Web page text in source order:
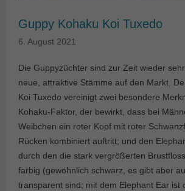
Guppy Kohaku Koi Tuxedo
6. August 2021
Die Guppyzüchter sind zur Zeit wieder
neue, attraktive Stämme auf den Markt.
Koi Tuxedo vereinigt zwei besondere
Kohaku-Faktor, der bewirkt, dass bei
Weibchen ein roter Kopf mit roter
Rücken kombiniert auftritt; und den
durch den die stark vergrößerten
farbig (gewöhnlich schwarz, es gibt aber
transparent sind; mit dem Elephant Ear ist